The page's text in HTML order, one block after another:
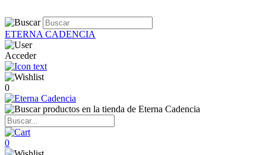
ETERNA CADENCIA
Acceder
0
0